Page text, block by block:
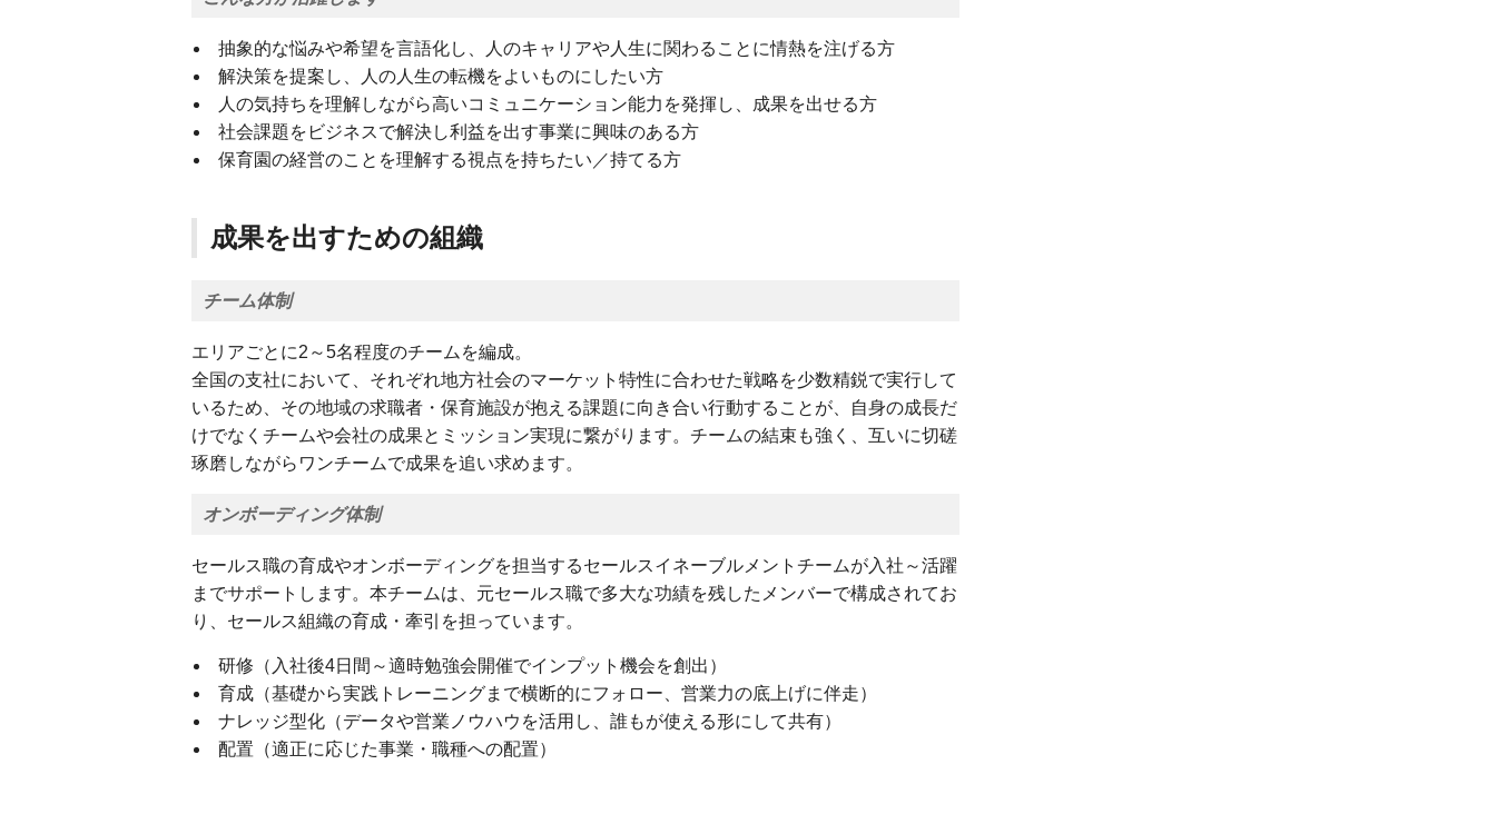
抽象的な悩みや希望を言語化し、人のキャリアや人生に関わることに情熱を注げる方
解決策を提案し、人の人生の転機をよいものにしたい方
人の気持ちを理解しながら高いコミュニケーション能力を発揮し、成果を出せる方
社会課題をビジネスで解決し利益を出す事業に興味のある方
保育園の経営のことを理解する視点を持ちたい／持てる方
成果を出すための組織
チーム体制
エリアごとに2～5名程度のチームを編成。
全国の支社において、それぞれ地方社会のマーケット特性に合わせた戦略を少数精鋭で実行して
いるため、その地域の求職者・保育施設が抱える課題に向き合い行動することが、自身の成長だ
けでなくチームや会社の成果とミッション実現に繋がります。チームの結束も強く、互いに切磋
琢磨しながらワンチームで成果を追い求めます。
オンボーディング体制
セールス職の育成やオンボーディングを担当するセールスイネーブルメントチームが入社～活躍
までサポートします。本チームは、元セールス職で多大な功績を残したメンバーで構成されてお
り、セールス組織の育成・牽引を担っています。
研修（入社後4日間～適時勉強会開催でインプット機会を創出）
育成（基礎から実践トレーニングまで横断的にフォロー、営業力の底上げに伴走）
ナレッジ型化（データや営業ノウハウを活用し、誰もが使える形にして共有）
配置（適正に応じた事業・職種への配置）